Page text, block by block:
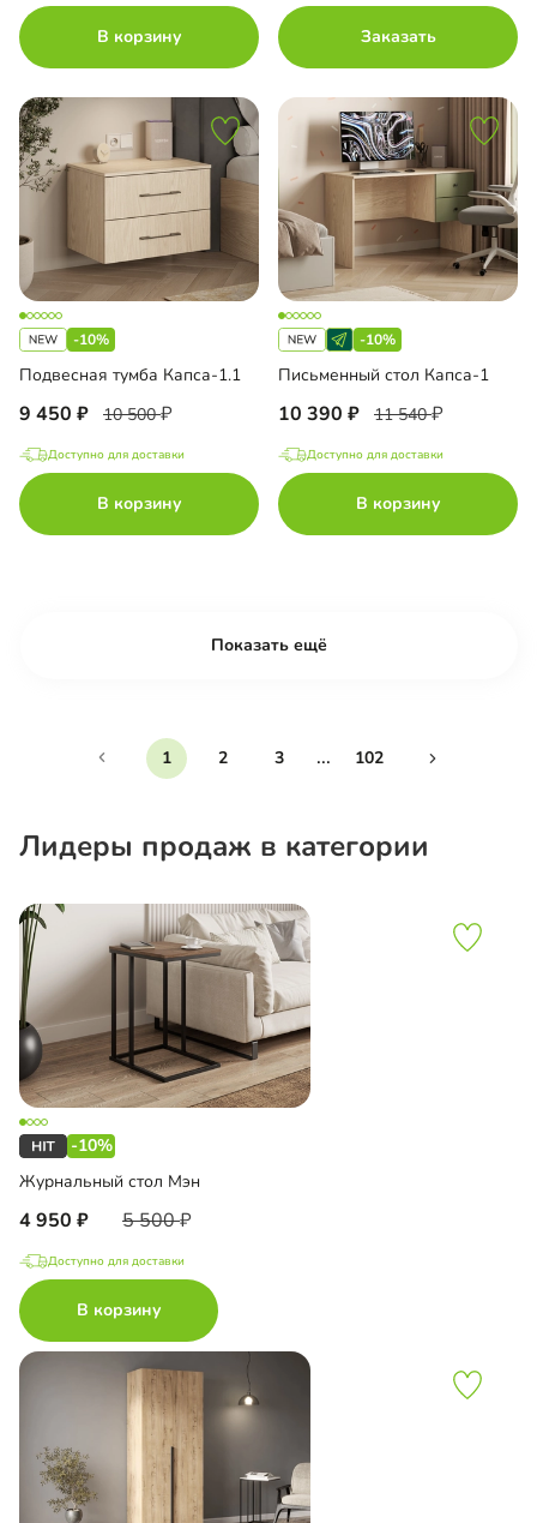
В корзину Заказать
-10%
Подвесная тумба Капса-1.1
9 450 10 500
Доступно для доставки
В корзину
-10%
Письменный стол Капса-1
10 390 11 540
Доступно для доставки
В корзину
Показать ещё
1 2 3 ... 102
Лидеры продаж в категории
-10%
Журнальный стол Мэн
4 950 5 500
Доступно для доставки
В корзину